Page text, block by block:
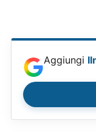
Aggiungi